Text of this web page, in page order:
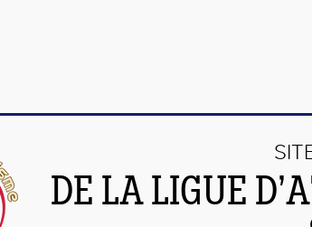
DE LA LIGUE